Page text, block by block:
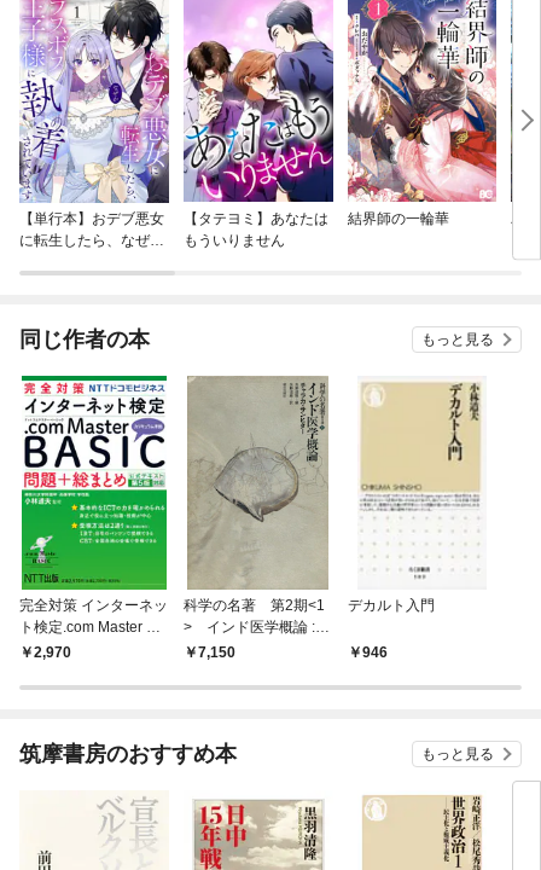
【単行本】おデブ悪女
に転生したら、なぜか
【タテヨミ】あなたは
もういりません
結界師の一輪華
バ
今
同じ作者の本 もっと見る
完全対策 インターネッ
ト検定.com Master BA
SIC 問題+総まとめ 公
2,970
科学の名著 第2期<1
> インド医学概論 :
チャラカ・サンヒター
7,150
デカルト入門
946
筑摩書房のおすすめ本 もっと見る